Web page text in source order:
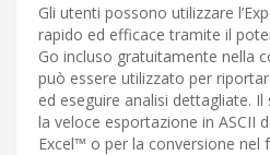
Gli utenti possono utilizzare
rapido ed efficace tramite il
Go incluso gratuitamente nella
può essere utilizzato per
ed eseguire analisi dettagliate.
la veloce esportazione in ASCII
Excel™ o per la conversione nel